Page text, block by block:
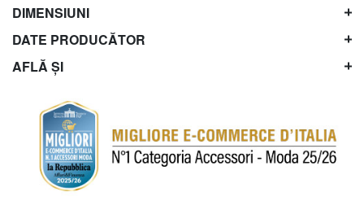
DIMENSIUNI
DATE PRODUCĂTOR
AFLĂ ȘI